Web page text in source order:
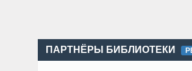
ПАРТНЁРЫ БИБЛИОТЕКИ